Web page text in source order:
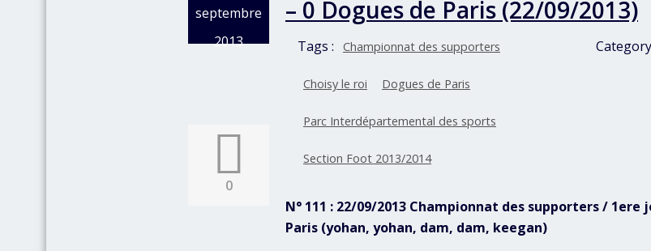
septembre
2013
0
– 0 Dogues de Paris (22/09/2013)
Tags : Championnat des supporters
Choisy le roi Dogues de Paris
Parc Interdépartemental des sports
Section Foot 2013/2014
N° 111 : 22/09/2013 Championnat des supporters / 1ere
Paris (yohan, yohan, dam, dam, keegan)